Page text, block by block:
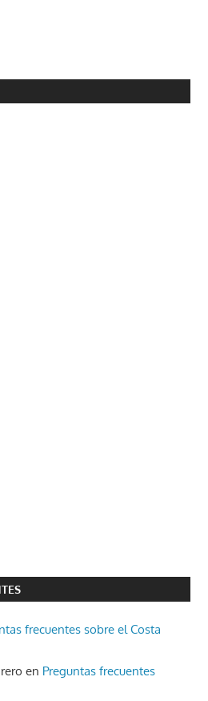
frecuentes sobre el Costa
en Preguntas frecuentes